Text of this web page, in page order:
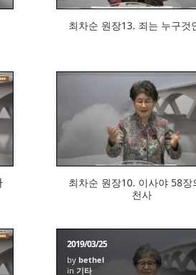
최차순 원장13. 죄는
최차순 원장10. 이사야
천사
2019/03/25
bybethel
in 기타